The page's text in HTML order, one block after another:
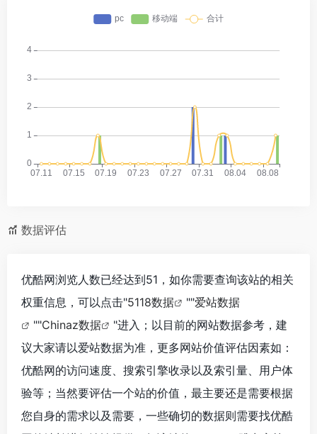
数据评估
优酷网浏览人数已经达到51，如你需要查询该站的相关
权重信息，可以点击"5118数据 ""爱站数据
""Chinaz数据
"进入；以目前的网站数据参考，建
议大家请以爱站数据为准，更多网站价值评估因素如：
优酷网的访问速度、搜索引擎收录以及索引量、用户体
验等；当然要评估一个站的价值，最主要还是需要根据
您自身的需求以及需要，一些确切的数据则需要找优酷